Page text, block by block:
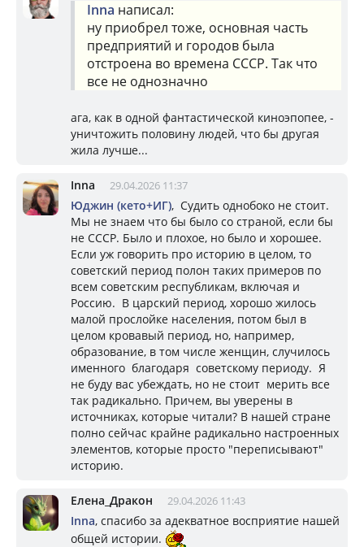
Inna написал:
ну приобрел тоже, основная часть
предприятий и городов была
отстроена во времена СССР. Так что
все не однозначно
ага, как в одной фантастической киноэпопее, -
уничтожить половину людей, что бы другая
жила лучше...
Inna 29.04.2026 11:37
Юджин (кето+ИГ), Судить однобоко не стоит.
Мы не знаем что бы было со страной, если бы
не СССР. Было и плохое, но было и хорошее.
Если уж говорить про историю в целом, то
советский период полон таких примеров по
всем советским республикам, включая и
Россию. В царский период, хорошо жилось
малой прослойке населения, потом был в
целом кровавый период, но, например,
образование, в том числе женщин, случилось
именного благодаря советскому периоду. Я
не буду вас убеждать, но не стоит мерить все
так радикально. Причем, вы уверены в
источниках, которые читали? В нашей стране
полно сейчас крайне радикально настроенных
элементов, которые просто "переписывают"
историю.
Елена_Дракон 29.04.2026 11:43
Inna, спасибо за адекватное восприятие нашей
общей истории.